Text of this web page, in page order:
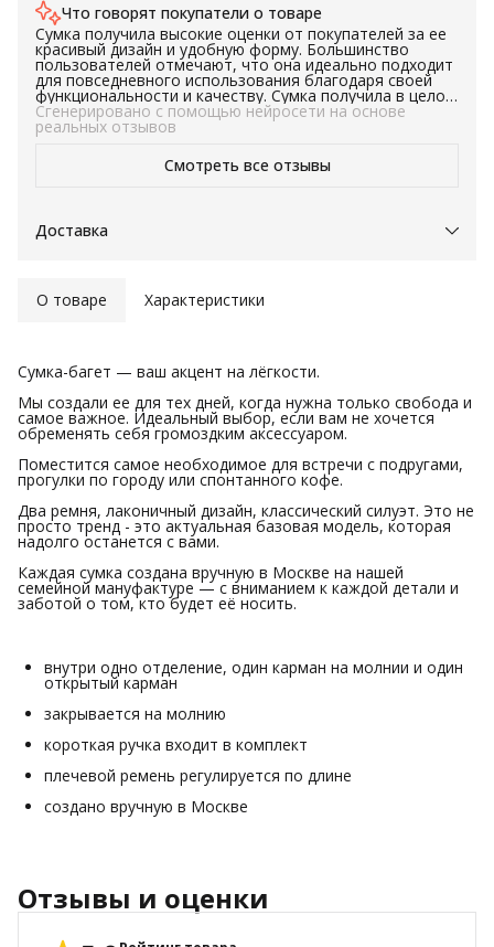
Что говорят покупатели о товаре
Сумка получила высокие оценки от покупателей за ее
красивый дизайн и удобную форму. Большинство
пользователей отмечают, что она идеально подходит
для повседневного использования благодаря своей
функциональности и качеству. Сумка получила в целом
положительные отзывы и может быть рекомендована
для покупки тем, кто ищет стильный и практичный
аксессуар для своего гардероба.
Сгенерировано с помощью нейросети на основе
реальных отзывов
Смотреть все отзывы
Доставка
О товаре Характеристики
Сумка-багет — ваш акцент на лёгкости.
Мы создали ее для тех дней, когда нужна только свобода и
самое важное. Идеальный выбор, если вам не хочется
обременять себя громоздким аксессуаром.
Поместится самое необходимое для встречи с подругами,
прогулки по городу или спонтанного кофе.
Два ремня, лаконичный дизайн, классический силуэт. Это не
просто тренд - это актуальная базовая модель, которая
надолго останется с вами.
Каждая сумка создана вручную в Москве на нашей
семейной мануфактуре — с вниманием к каждой детали и
заботой о том, кто будет её носить.
внутри одно отделение, один карман на молнии и один
открытый карман
закрывается на молнию
короткая ручка входит в комплект
плечевой ремень регулируется по длине
создано вручную в Москве
Отзывы и оценки